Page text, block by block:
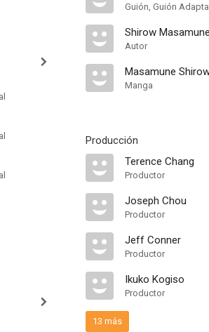
Guión, Guión
Shirow Masamune
Autor
Masamune
Manga
Producción
Terence Chang
Productor
Joseph Chou
Productor
Jeff Conner
Productor
Ikuko Kogiso
Productor
13 más